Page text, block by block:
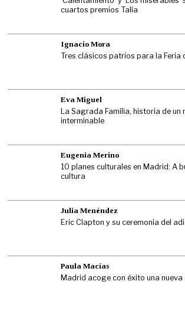
cuartos premios Talía
Ignacio Mora
Tres clásicos patrios para la Feria
Eva Miguel
La Sagrada Familia, historia de un
interminable
Eugenia Merino
10 planes culturales en Madrid: A
cultura
Julia Menéndez
Eric Clapton y su ceremonia del
Paula Macías
Madrid acoge con éxito una nueva